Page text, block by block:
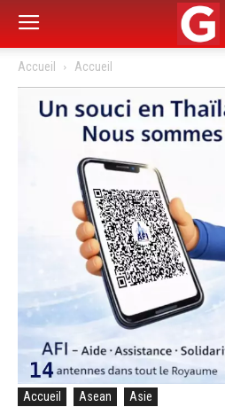
Accueil Accueil
Accueil Asean Asie